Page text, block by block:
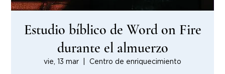
Estudio bíblico de Word on Fire
durante el almuerzo
vie, 13 mar Centro de enriquecimiento